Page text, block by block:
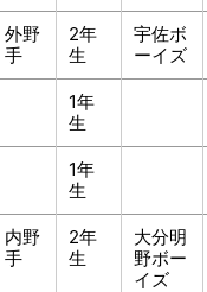
外野
手
2年
生
宇佐ボ
ーイズ
1年
生
1年
生
内野
手
2年
生
大分明
野ボー
イズ